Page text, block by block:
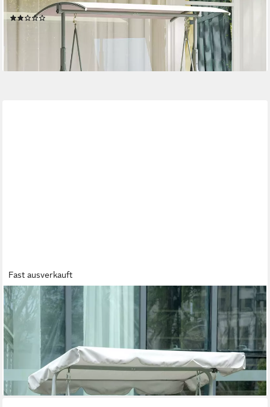
112 x 158 cm, Beige
(1)
122,99 € 217,90 €
lieferbar - in 2-3 Werktagen bei dir
Fast ausverkauft
OUTSUNNY
Hollywoodschaukel inkl. Sonnendach, 3-Sitzer, verstellbar
Sonnendach, Gartenschaukel, 1 tlg., Hollywoodschaukel, für
Garten, Balkon, Grau
134,90 €
UVP258,90 €
-48%
lieferbar - in 2-3 Werktagen bei dir